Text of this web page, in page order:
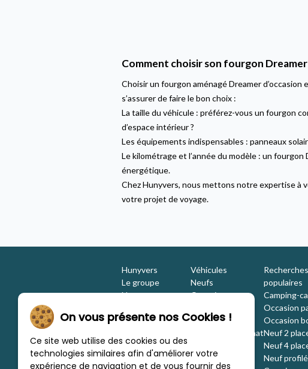
Comment choisir son fourgon Dreamer
Choisir un fourgon aménagé Dreamer
s’assurer de faire le bon choix :
La taille du véhicule : préférez-vous un fourgon
d’espace intérieur ?
Les équipements indispensables : panneaux
Le kilométrage et l’année du modèle : un
énergétique.
Chez Hunyvers, nous mettons notre expertise à
votre projet de voyage.
Hunyvers
Le groupe
Nos engagements
Nous rejoindre
Nos marques
Les concessions
Véhicules
Neufs
Occasions
Location
Estimation / Rachat
Financement
Recherches
populaires
Camping-
Occasion
Occasion
Neuf 2
Neuf 4
Neuf profilé
On vous présente nos Cookies !
Ce site web utilise des cookies ou des
technologies similaires afin d'améliorer votre
expérience de navigation et de vous fournir des